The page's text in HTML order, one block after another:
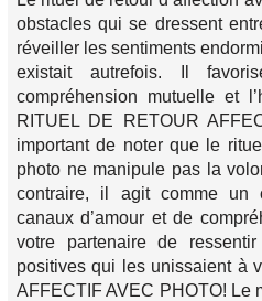
obstacles qui se dressent
réveiller les sentiments
existait autrefois. Il
compréhension mutuelle et
RITUEL DE RETOUR
important de noter que le
photo ne manipule pas la
contraire, il agit comme un
canaux d’amour et de
votre partenaire de
positives qui les unissaient à
AFFECTIF AVEC PHOTO! Le